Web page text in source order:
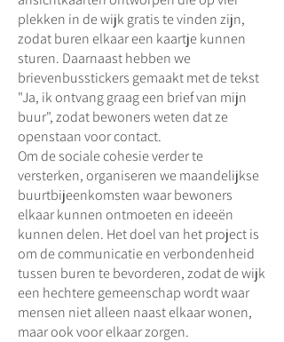
plekken in de wijk gratis te vinden zijn,
zodat buren elkaar een kaartje kunnen
sturen. Daarnaast hebben we
brievenbusstickers gemaakt met de tekst
"Ja, ik ontvang graag een brief van mijn
buur", zodat bewoners weten dat ze
openstaan voor contact.
Om de sociale cohesie verder te
versterken, organiseren we maandelijkse
buurtbijeenkomsten waar bewoners
elkaar kunnen ontmoeten en ideeën
kunnen delen. Het doel van het project is
om de communicatie en verbondenheid
tussen buren te bevorderen, zodat de wijk
een hechtere gemeenschap wordt waar
mensen niet alleen naast elkaar wonen,
maar ook voor elkaar zorgen.